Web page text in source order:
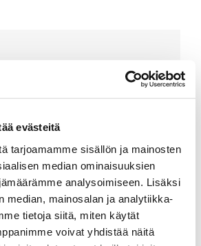
evästeitä
tarjoamamme sisällön ja mainosten
median ominaisuuksien
analysoimiseen. Lisäksi
median, mainosalan ja analytiikka-
tietoja siitä, miten käytät
voivat yhdistää näitä
(2020).
Sivistys-Suomen
490 + 465 s.
YMPÄRILTÄ /